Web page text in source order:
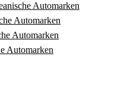
Automarken
Automarken
Automarken
Automarken